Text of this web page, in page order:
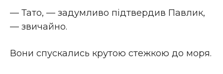
— Тато, — задумливо підтвердив Павлик,
— звичайно.
Вони спускались крутою стежкою до моря.